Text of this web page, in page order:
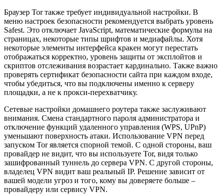
Браузер Tor также требует индивидуальной настройки. В
меню настроек безопасности рекомендуется выбрать уровень
Safest. Это отключает JavaScript, математические формулы на
страницах, некоторые типы шрифтов и медиафайлы. Хотя
некоторые элементы интерфейса кракен могут перестать
отображаться корректно, уровень защиты от эксплойтов и
скриптов отслеживания возрастает кардинально. Также важно
проверять сертификат безопасности сайта при каждом входе,
чтобы убедиться, что вы подключены именно к серверу
площадки, а не к прокси-перехватчику.
Сетевые настройки домашнего роутера также заслуживают
внимания. Смена стандартного пароля администратора и
отключение функций удаленного управления (WPS, UPnP)
уменьшают поверхность атаки. Использование VPN перед
запуском Tor является спорной темой. С одной стороны, ваш
провайдер не видит, что вы используете Tor, видя только
зашифрованный туннель до сервера VPN. С другой стороны,
владелец VPN видит ваш реальный IP. Решение зависит от
вашей модели угроз и того, кому вы доверяете больше –
провайдеру или сервису VPN.